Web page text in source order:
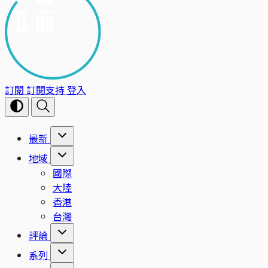
訂閱 訂閱支持登入
最新
地域
國際
大陸
香港
台灣
評論
系列